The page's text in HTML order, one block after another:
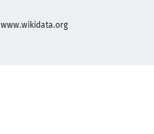
www.wikidata.org